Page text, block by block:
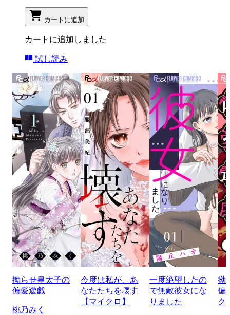
カートに追加
カートに追加しました
試し読み
拗らせ皇太子の
偏愛遊戯
桃乃みく
今度は私が、あ
なたたちを壊す
【マイクロ】
一度絶望したの
で無敵彼女にな
りました
拗
偏
ク